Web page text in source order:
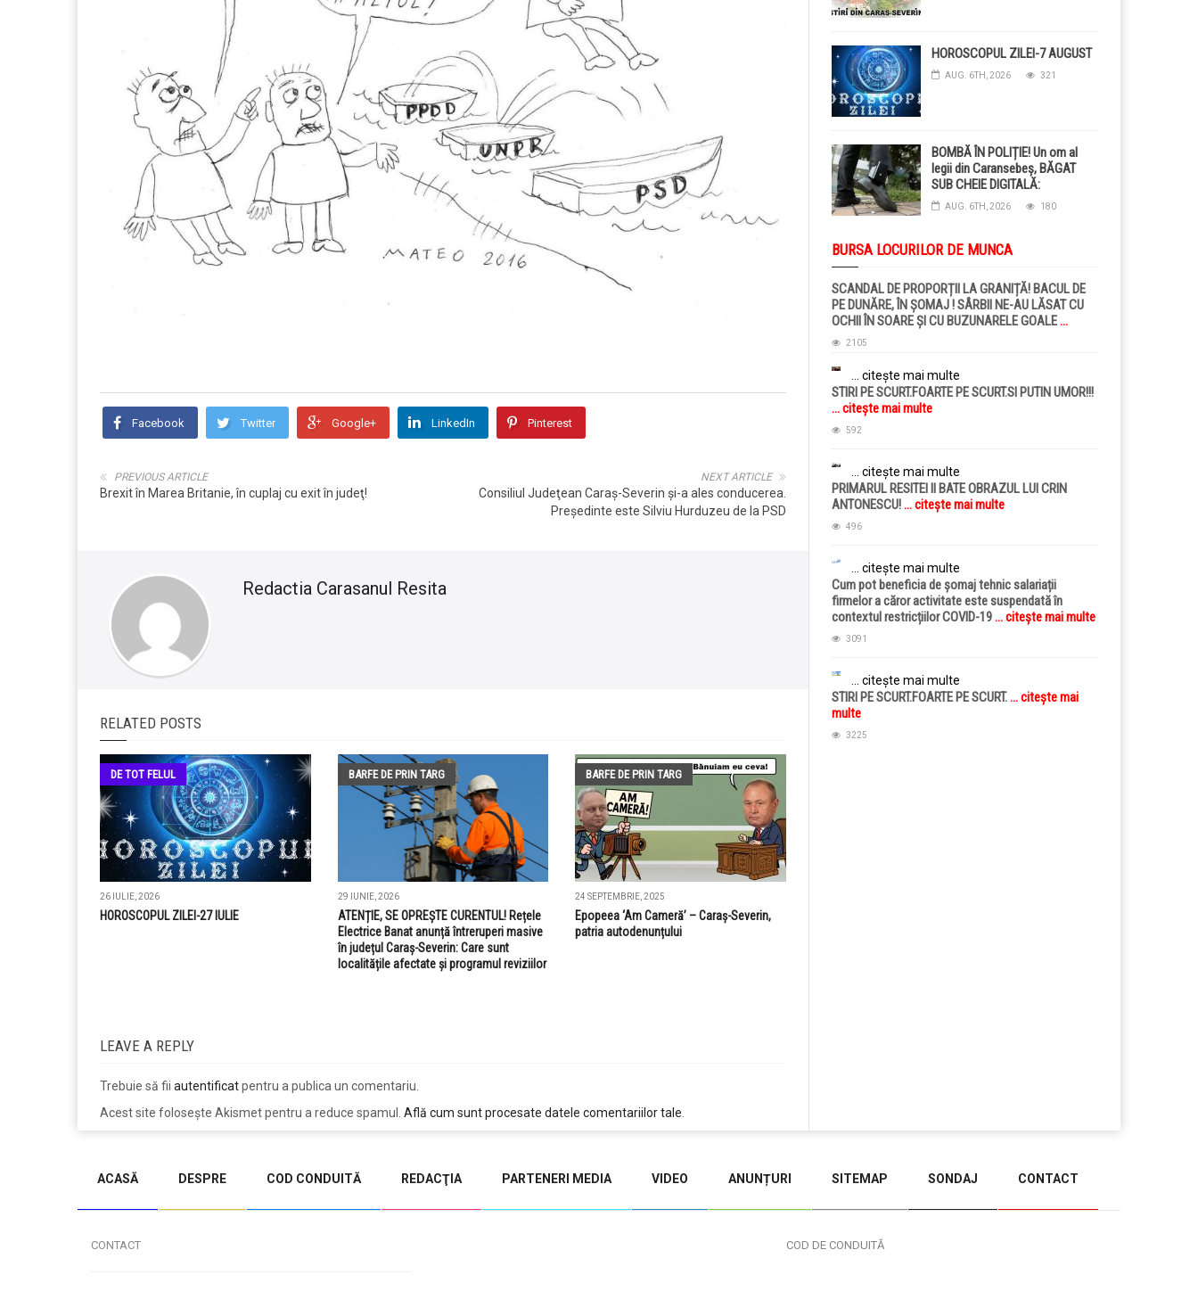
Facebook Twitter Google+ LinkedIn Pinterest
NEXT ARTICLE
Consiliul Judeţean Caraş-Severin şi-a ales conducerea.
Preşedinte este Silviu Hurduzeu de la PSD
PREVIOUS ARTICLE
Brexit în Marea Britanie, în cuplaj cu exit în judeţ!
Redactia Carasanul Resita
RELATED POSTS
DE TOT FELUL
26 IULIE, 2026
HOROSCOPUL ZILEI-27 IULIE
BARFE DE PRIN TARG
29 IUNIE, 2026
ATENȚIE, SE OPREȘTE CURENTUL! Rețele
Electrice Banat anunță întreruperi masive
în județul Caraș-Severin: Care sunt
localitățile afectate și programul reviziilor
BARFE DE PRIN TARG
24 SEPTEMBRIE, 2025
Epopeea ‘Am Cameră’ – Caraș-Severin,
patria autodenunțului
LEAVE A REPLY
Trebuie să fii autentificatpentru a publica un comentariu.
Acest site folosește Akismet pentru a reduce spamul. Află cum sunt procesate datele comentariilor tale
HOROSCOPUL ZILEI-7 AUGUST
AUG. 6TH, 2026 321
BOMBĂ ÎN POLIȚIE! Un om al
legii din Caransebeș, BĂGAT
SUB CHEIE DIGITALĂ:
Judecătorii i-au pus BRĂȚARĂ
ELECTRONICĂ la picior!
AUG. 6TH, 2026 180
BURSA LOCURILOR DE MUNCA
SCANDAL DE PROPORȚII LA GRANIȚĂ! BACUL DE
PE DUNĂRE, ÎN ȘOMAJ ! SÂRBII NE-AU LĂSAT CU
OCHII ÎN SOARE ȘI CU BUZUNARELE GOALE...
citește mai multe
2105
... citește mai multe
STIRI PE SCURT.FOARTE PE SCURT.SI PUTIN UMOR!!!
... citește mai multe
592
... citește mai multe
PRIMARUL RESITEI II BATE OBRAZUL LUI CRIN
ANTONESCU!... citește mai multe
496
... citește mai multe
Cum pot beneficia de șomaj tehnic salariații
firmelor a căror activitate este suspendată în
contextul restricțiilor COVID-19... citește mai multe
3091
... citește mai multe
STIRI PE SCURT.FOARTE PE SCURT.... citește mai
multe
3225
ACASĂ DESPRE COD CONDUITĂ REDACŢIA PARTENERI MEDIA VIDEO ANUNȚURI SITEMAP SONDAJ CONTACT
CONTACT COD DE CONDUITĂ